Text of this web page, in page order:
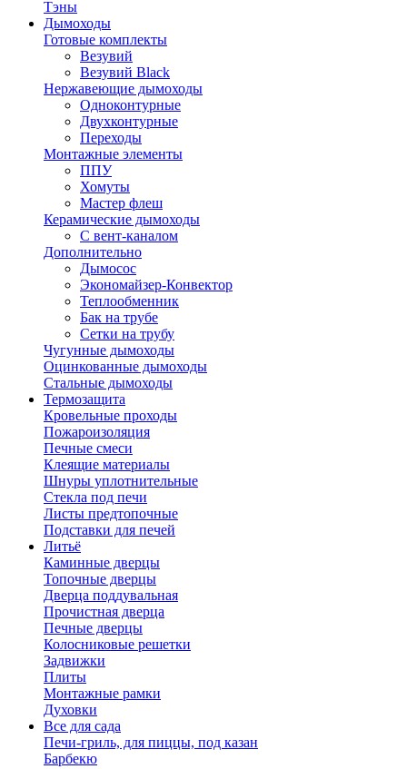
Тэны
Дымоходы
Готовые комплекты
Везувий
Везувий Black
Нержавеющие дымоходы
Одноконтурные
Двухконтурные
Переходы
Монтажные элементы
ППУ
Хомуты
Мастер флеш
Керамические дымоходы
С вент-каналом
Дополнительно
Дымосос
Экономайзер-Конвектор
Теплообменник
Бак на трубе
Сетки на трубу
Чугунные дымоходы
Оцинкованные дымоходы
Стальные дымоходы
Термозащита
Кровельные проходы
Пожароизоляция
Печные смеси
Клеящие материалы
Шнуры уплотнительные
Стекла под печи
Листы предтопочные
Подставки для печей
Литьё
Каминные дверцы
Топочные дверцы
Дверца поддувальная
Прочистная дверца
Печные дверцы
Колосниковые решетки
Задвижки
Плиты
Монтажные рамки
Духовки
Все для сада
Печи-гриль, для пиццы, под казан
Барбекю